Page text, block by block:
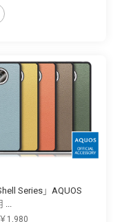
Series」AQUOS
1,980